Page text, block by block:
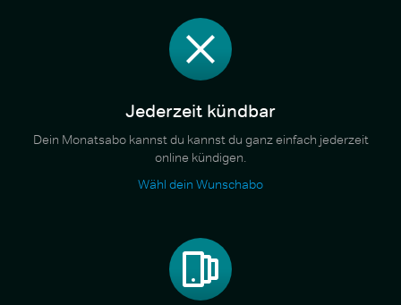
Jederzeit kündbar
Dein Monatsabo kannst du kannst du ganz einfach jederzeit
online kündigen.
Wähl dein Wunschabo